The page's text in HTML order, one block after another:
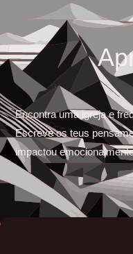
Encontra uma igreja e
Escreve os teus
impactou